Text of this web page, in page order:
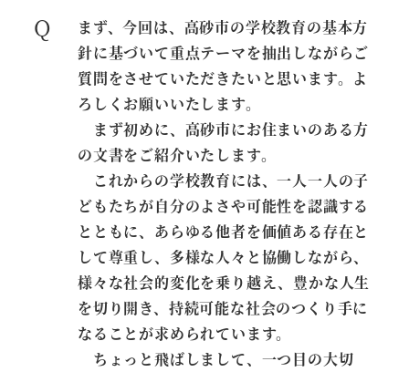
Q
まず、今回は、高砂市の学校教育の基本方
針に基づいて重点テーマを抽出しながらご
質問をさせていただきたいと思います。よ
ろしくお願いいたします。
まず初めに、高砂市にお住まいのある方
の文書をご紹介いたします。
これからの学校教育には、一人一人の子
どもたちが自分のよさや可能性を認識する
とともに、あらゆる他者を価値ある存在と
して尊重し、多様な人々と協働しながら、
様々な社会的変化を乗り越え、豊かな人生
を切り開き、持続可能な社会のつくり手に
なることが求められています。
ちょっと飛ばしまして、一つ目の大切